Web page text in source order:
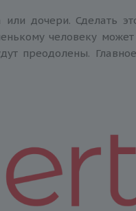
дочери. Сделать
человеку
преодолены.